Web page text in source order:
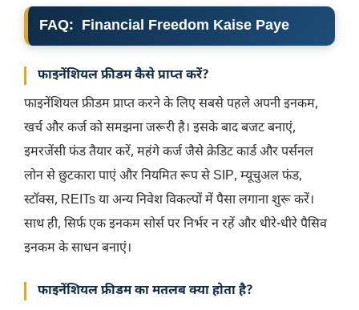
FAQ: Financial Freedom Kaise Paye
फाइनेंशियल फ्रीडम कैसे प्राप्त करें?
फाइनेंशियल फ्रीडम प्राप्त करने के लिए सबसे पहले अपनी इनकम,
खर्च और कर्ज को समझना जरूरी है। इसके बाद बजट बनाएं,
इमरजेंसी फंड तैयार करें, महंगे कर्ज जैसे क्रेडिट कार्ड और पर्सनल
लोन से छुटकारा पाएं और नियमित रूप से SIP, म्यूचुअल फंड,
स्टॉक्स, REITs या अन्य निवेश विकल्पों में पैसा लगाना शुरू करें।
साथ ही, सिर्फ एक इनकम सोर्स पर निर्भर न रहें और धीरे-धीरे पैसिव
इनकम के साधन बनाएं।
फाइनेंशियल फ्रीडम का मतलब क्या होता है?